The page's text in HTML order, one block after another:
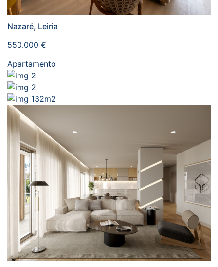
Nazaré, Leiria
550.000 €
Apartamento
2
2
132m2